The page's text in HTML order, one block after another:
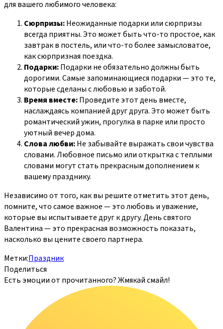
для вашего любимого человека:
Сюрпризы:Неожиданные подарки или сюрпризы
всегда приятны. Это может быть что-то простое, как
завтрак в постель, или что-то более замысловатое,
как сюрпризная поездка.
Подарки:Подарки не обязательно должны быть
дорогими. Самые запоминающиеся подарки — это те,
которые сделаны с любовью и заботой.
Время вместе:Проведите этот день вместе,
наслаждаясь компанией друг друга. Это может быть
романтический ужин, прогулка в парке или просто
уютный вечер дома.
Слова любви:Не забывайте выражать свои чувства
словами. Любовное письмо или открытка с теплыми
словами могут стать прекрасным дополнением к
вашему празднику.
Независимо от того, как вы решите отметить этот день,
помните, что самое важное — это любовь и уважение,
которые вы испытываете друг к другу. День святого
Валентина — это прекрасная возможность показать,
насколько вы цените своего партнера.
Метки:Праздник
Поделиться
Есть эмоции от прочитанного? Жмякай смайл!